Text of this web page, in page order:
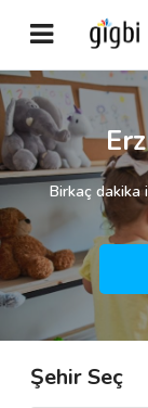
Anasayfa
Giriş Yap
Kayıt Ol
Kategoriler
🎈 Biz Kimiz?
Birkaç dakika
Şehir Seç